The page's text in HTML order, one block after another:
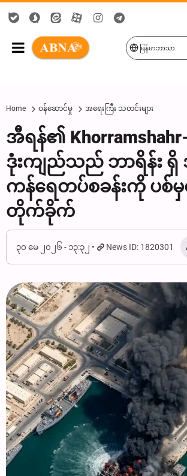
မြန်မာဘာသာ
Home ဝန်ဆောင်မှု အရေးကြီး သတင်းများ
အီရန်၏
ဒုံးကျည်သည် ဘာရိန်း ရှိ
ကန်ရေတပ်စခန်းကို ပစ်
တိုက်ခိုက်
၃၀ မေ ၂၀၂၆ - ၁၃:၃၂ News ID: 1820301